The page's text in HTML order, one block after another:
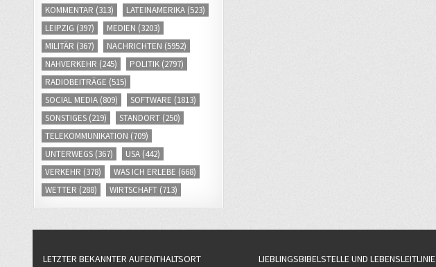
KOMMENTAR (313) LATEINAMERIKA (523)
LEIPZIG (397) MEDIEN (3203)
MILITÄR (367) NACHRICHTEN (5952)
NAHVERKEHR (245) POLITIK (2797)
RADIOBEITRÄGE (515)
SOCIAL MEDIA (809) SOFTWARE (1813)
SONSTIGES (219) STANDORT (250)
TELEKOMMUNIKATION (709)
UNTERWEGS (367) USA (442)
VERKEHR (378) WAS ICH ERLEBE (668)
WETTER (288) WIRTSCHAFT (713)
LETZTER BEKANNTER AUFENTHALTSORT LIEBLINGSBIBELSTELLE UND LEBENSLEITLINIE